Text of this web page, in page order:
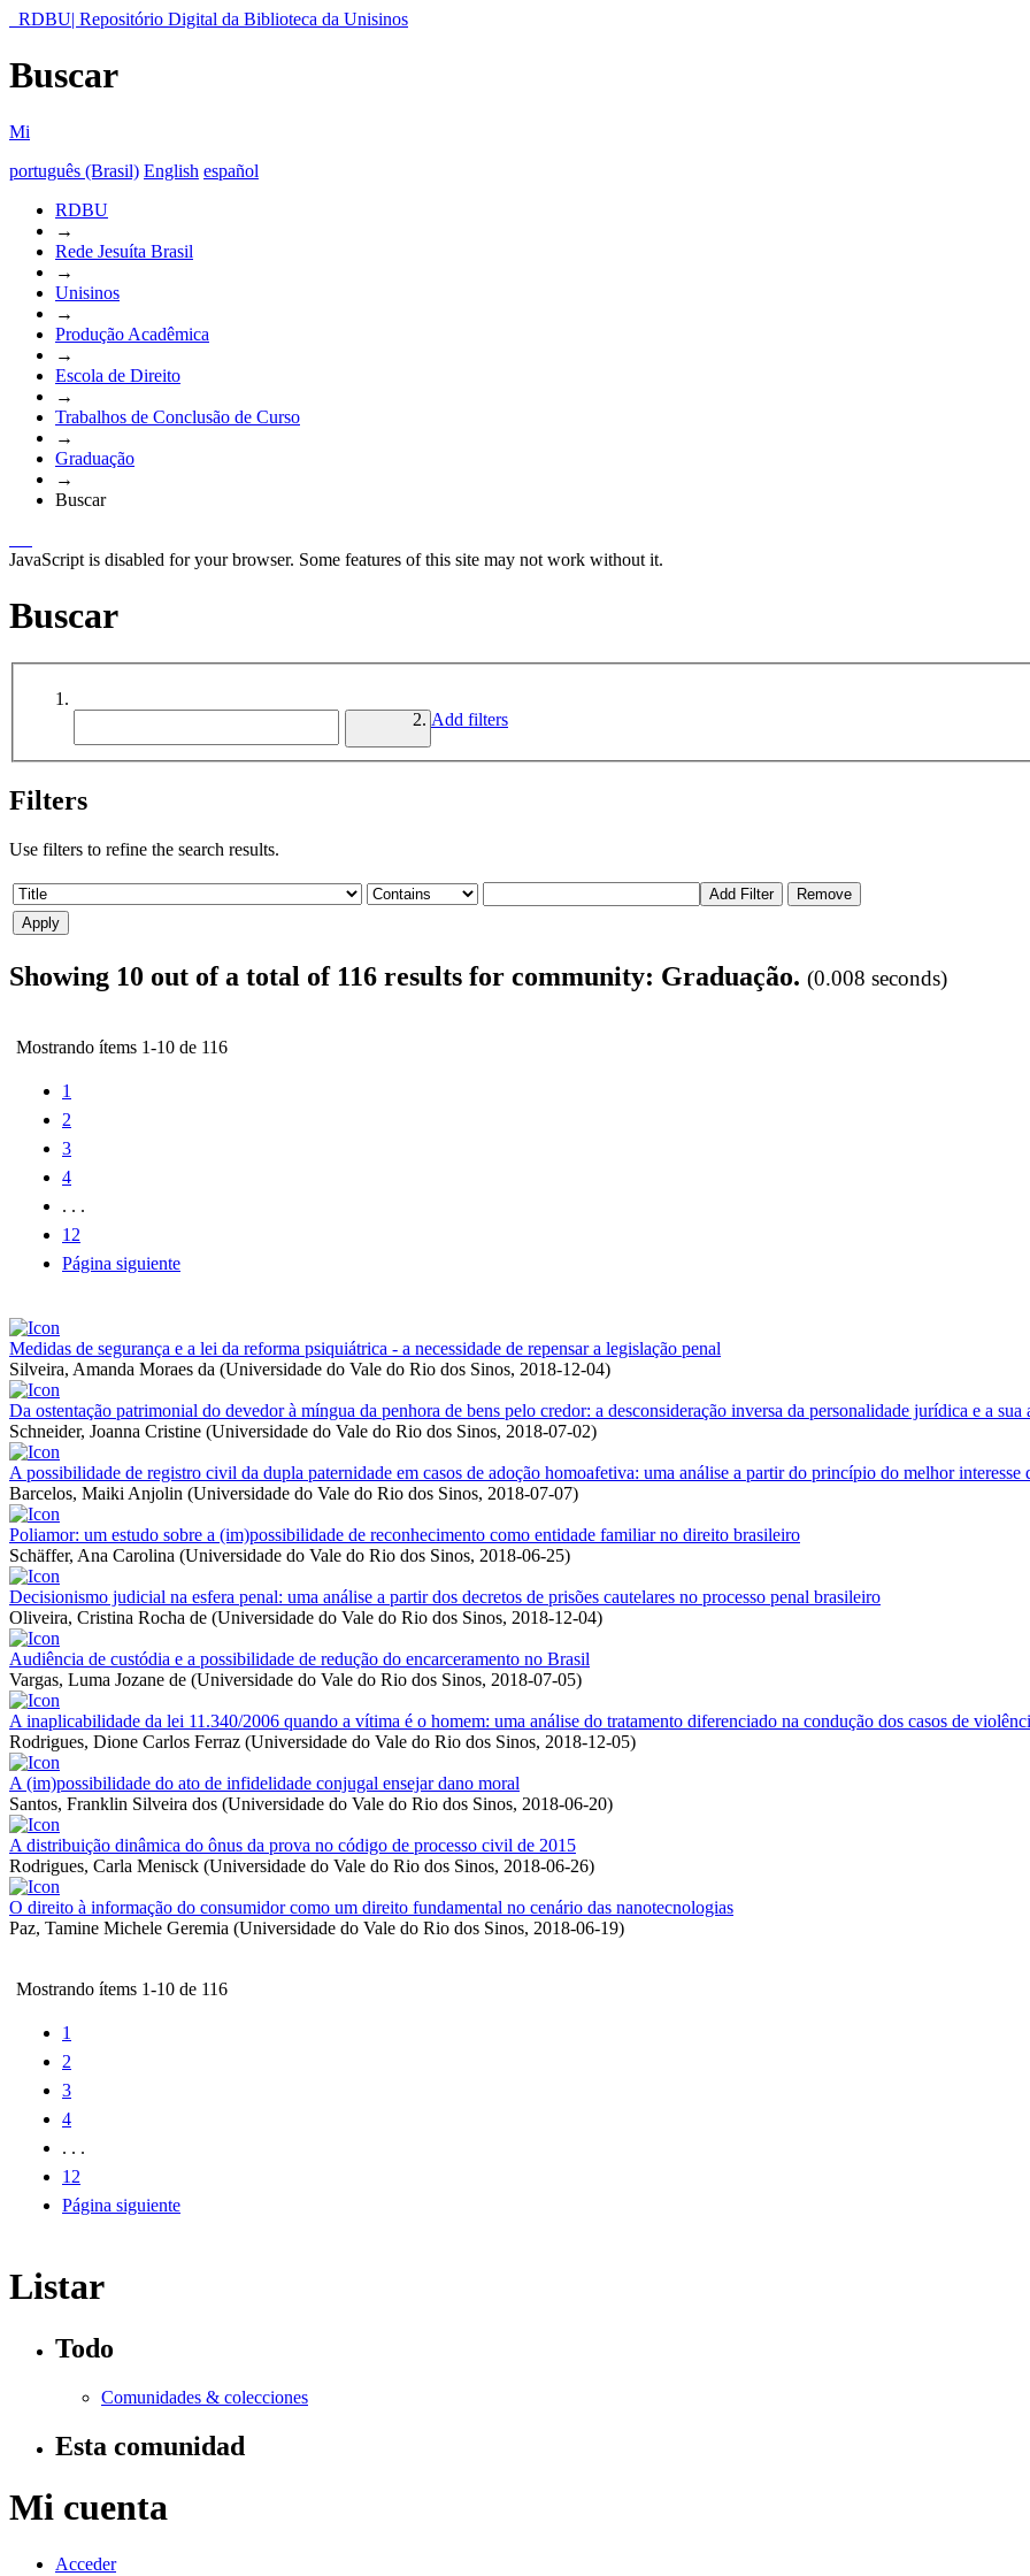
RDBU| Repositório Digital da Biblioteca da Unisinos
Buscar
Mi
português (Brasil) English español
RDBU
→
Rede Jesuíta Brasil
→
Unisinos
→
Produção Acadêmica
→
Escola de Direito
→
Trabalhos de Conclusão de Curso
→
Graduação
→
Buscar
JavaScript is disabled for your browser. Some features of this site may not work without it.
Buscar
Add filters
Filters
Use filters to refine the search results.
Showing 10 out of a total of 116 results for community: Graduação. (0.008 seconds)
Mostrando ítems 1-10 de 116
1
2
3
4
. . .
12
Página siguiente
Medidas de segurança e a lei da reforma psiquiátrica - a necessidade de repensar a legislação penal
Silveira, Amanda Moraes da (Universidade do Vale do Rio dos Sinos, 2018-12-04)
Da ostentação patrimonial do devedor à míngua da penhora de bens pelo credor: a desconsideração inversa da personalidade jurídica e a
Schneider, Joanna Cristine (Universidade do Vale do Rio dos Sinos, 2018-07-02)
A possibilidade de registro civil da dupla paternidade em casos de adoção homoafetiva: uma análise a partir do princípio do melhor interesse
Barcelos, Maiki Anjolin (Universidade do Vale do Rio dos Sinos, 2018-07-07)
Poliamor: um estudo sobre a (im)possibilidade de reconhecimento como entidade familiar no direito brasileiro
Schäffer, Ana Carolina (Universidade do Vale do Rio dos Sinos, 2018-06-25)
Decisionismo judicial na esfera penal: uma análise a partir dos decretos de prisões cautelares no processo penal brasileiro
Oliveira, Cristina Rocha de (Universidade do Vale do Rio dos Sinos, 2018-12-04)
Audiência de custódia e a possibilidade de redução do encarceramento no Brasil
Vargas, Luma Jozane de (Universidade do Vale do Rio dos Sinos, 2018-07-05)
A inaplicabilidade da lei 11.340/2006 quando a vítima é o homem: uma análise do tratamento diferenciado na condução dos casos de
Rodrigues, Dione Carlos Ferraz (Universidade do Vale do Rio dos Sinos, 2018-12-05)
A (im)possibilidade do ato de infidelidade conjugal ensejar dano moral
Santos, Franklin Silveira dos (Universidade do Vale do Rio dos Sinos, 2018-06-20)
A distribuição dinâmica do ônus da prova no código de processo civil de 2015
Rodrigues, Carla Menisck (Universidade do Vale do Rio dos Sinos, 2018-06-26)
O direito à informação do consumidor como um direito fundamental no cenário das nanotecnologias
Paz, Tamine Michele Geremia (Universidade do Vale do Rio dos Sinos, 2018-06-19)
Mostrando ítems 1-10 de 116
1
2
3
4
. . .
12
Página siguiente
Listar
Todo
Comunidades & colecciones
Esta comunidad
Mi cuenta
Acceder